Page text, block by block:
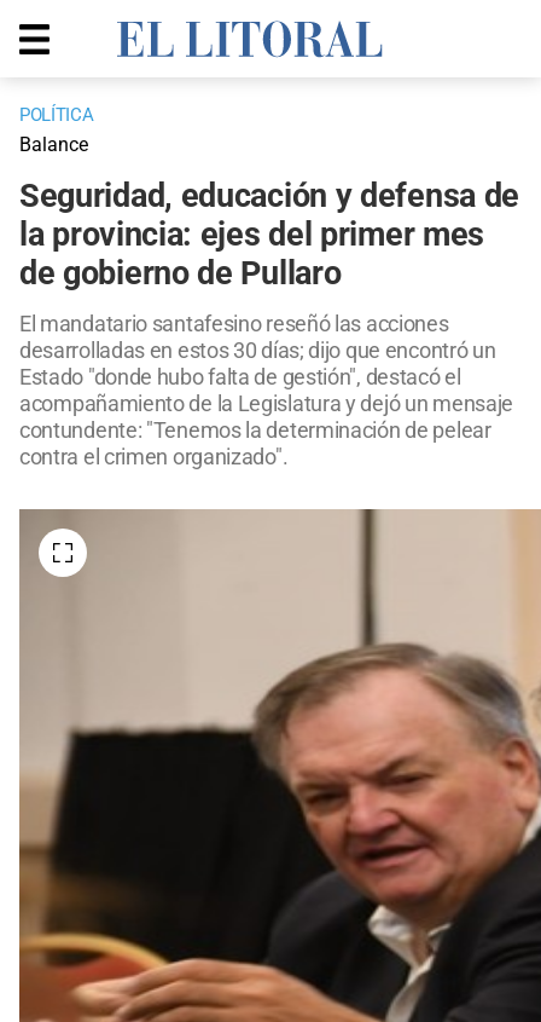
POLÍTICA
Balance
Seguridad, educación y defensa de
la provincia: ejes del primer mes
de gobierno de Pullaro
El mandatario santafesino reseñó las acciones
desarrolladas en estos 30 días; dijo que encontró un
Estado "donde hubo falta de gestión", destacó el
acompañamiento de la Legislatura y dejó un mensaje
contundente: "Tenemos la determinación de pelear
contra el crimen organizado".